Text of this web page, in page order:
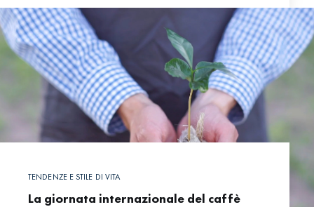
TENDENZE E STILE DI VITA
La giornata internazionale del caffè